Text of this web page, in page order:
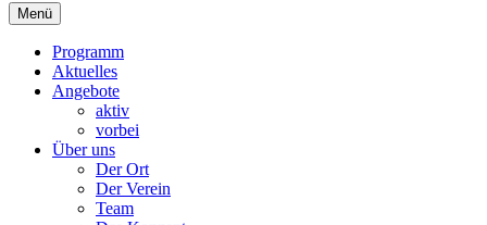
Primäres
Menü
Menü
Programm
Aktuelles
Angebote
aktiv
vorbei
Über uns
Der Ort
Der Verein
Team